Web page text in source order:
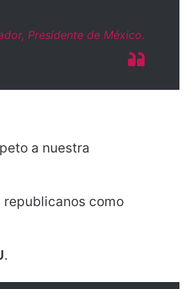
Presidente de México.
a nuestra
como
.